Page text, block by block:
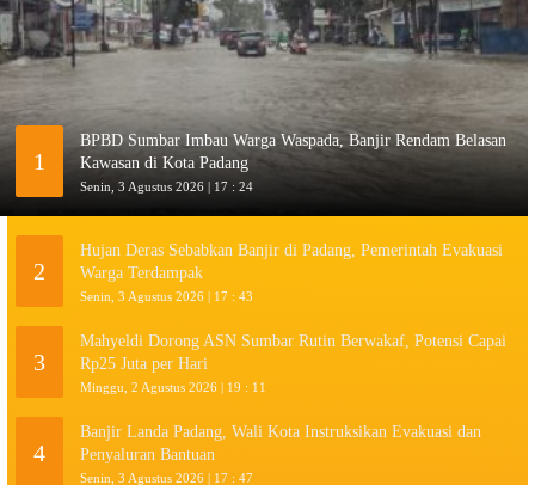
1
BPBD Sumbar Imbau Warga Waspada, Banjir Rendam Belasan
Kawasan di Kota Padang
Senin, 3 Agustus 2026 | 17 : 24
2
Hujan Deras Sebabkan Banjir di Padang, Pemerintah Evakuasi
Warga Terdampak
Senin, 3 Agustus 2026 | 17 : 43
3
Mahyeldi Dorong ASN Sumbar Rutin Berwakaf, Potensi Capai
Rp25 Juta per Hari
Minggu, 2 Agustus 2026 | 19 : 11
4
Banjir Landa Padang, Wali Kota Instruksikan Evakuasi dan
Penyaluran Bantuan
Senin, 3 Agustus 2026 | 17 : 47